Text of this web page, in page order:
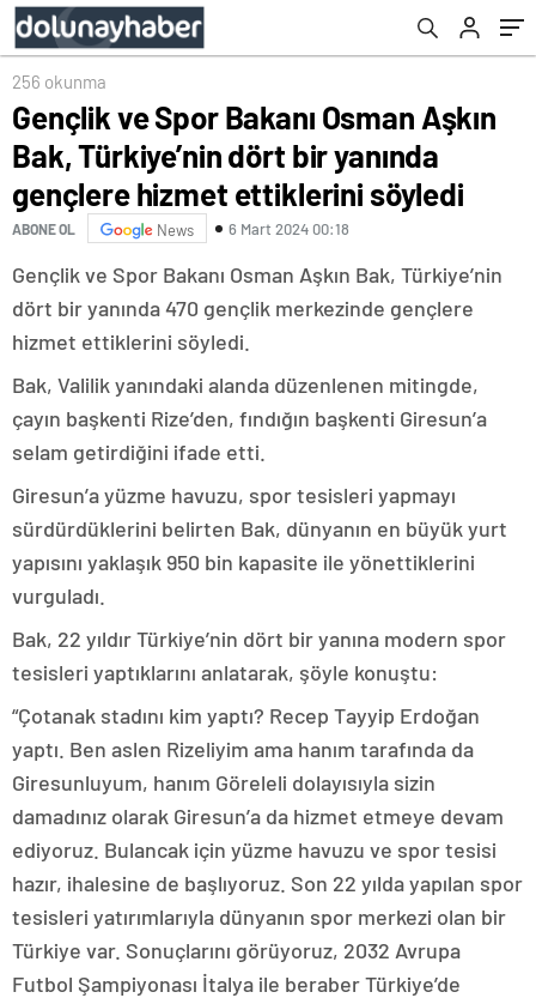
ettiklerini söyledi
256 okunma
Gençlik ve Spor Bakanı Osman Aşkın
Bak, Türkiye’nin dört bir yanında
gençlere hizmet ettiklerini söyledi
ABONE OL News 6 Mart 2024 00:18
Gençlik ve Spor Bakanı Osman Aşkın Bak, Türkiye’nin
dört bir yanında 470 gençlik merkezinde gençlere
hizmet ettiklerini söyledi.
Bak, Valilik yanındaki alanda düzenlenen mitingde,
çayın başkenti Rize’den, fındığın başkenti Giresun’a
selam getirdiğini ifade etti.
Giresun’a yüzme havuzu, spor tesisleri yapmayı
sürdürdüklerini belirten Bak, dünyanın en büyük yurt
yapısını yaklaşık 950 bin kapasite ile yönettiklerini
vurguladı.
Bak, 22 yıldır Türkiye’nin dört bir yanına modern spor
tesisleri yaptıklarını anlatarak, şöyle konuştu:
“Çotanak stadını kim yaptı? Recep Tayyip Erdoğan
yaptı. Ben aslen Rizeliyim ama hanım tarafında da
Giresunluyum, hanım Göreleli dolayısıyla sizin
damadınız olarak Giresun’a da hizmet etmeye devam
ediyoruz. Bulancak için yüzme havuzu ve spor tesisi
hazır, ihalesine de başlıyoruz. Son 22 yılda yapılan spor
tesisleri yatırımlarıyla dünyanın spor merkezi olan bir
Türkiye var. Sonuçlarını görüyoruz, 2032 Avrupa
Futbol Şampiyonası İtalya ile beraber Türkiye’de
Pınarbaşı Aday Tanıtım Toplantısı’na katıldı